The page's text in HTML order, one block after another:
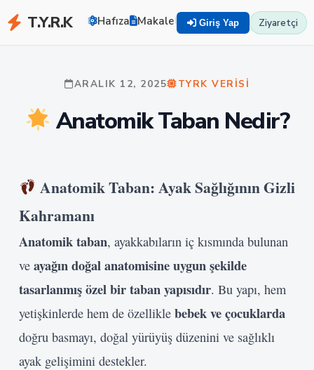
T.Y.R.K Hafıza Makaleler Zekayı Eğit TYRK
Giriş Yap Ziyaretçi
ARALIK 12, 2025 TYRK VERISI
Anatomik Taban Nedir?
Anatomik Taban: Ayak Sağlığının Gizli
Kahramanı
Anatomik taban, ayakkabıların iç kısmında bulunan
ve ayağın doğal anatomisine uygun şekilde
tasarlanmış özel bir taban yapısıdır. Bu yapı, hem
yetişkinlerde hem de özellikle bebek ve çocuklarda
doğru basmayı, doğal yürüyüş düzenini ve sağlıklı
ayak gelişimini destekler.